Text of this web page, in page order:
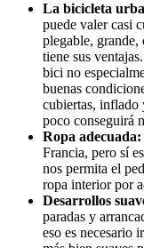
La bicicleta
puede valer casi
plegable,
tiene sus
bici no
buenas
cubiertas, inflado
poco conseguirá
Ropa adecuada:
Francia, pero sí es
nos permita el
ropa interior por
Desarrollos
paradas y
eso es necesario